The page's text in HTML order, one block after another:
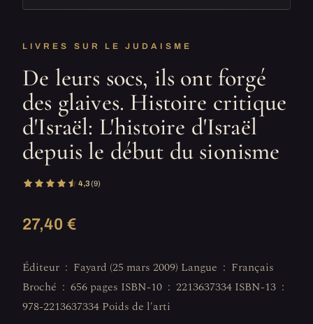
LIVRES SUR LE JUDAISME
De leurs socs, ils ont forgé
des glaives. Histoire critique
d'Israël: L'histoire d'Israël
depuis le début du sionisme
4,3(9)
27,40 €
Éditeur ‏ : ‎ Fayard (25 mars 2009) Langue ‏ : ‎ Français
Broché ‏ : ‎ 656 pages ISBN-10 ‏ : ‎ 2213637334 ISBN-13 ‏ : ‎
978-2213637334 Poids de l'arti